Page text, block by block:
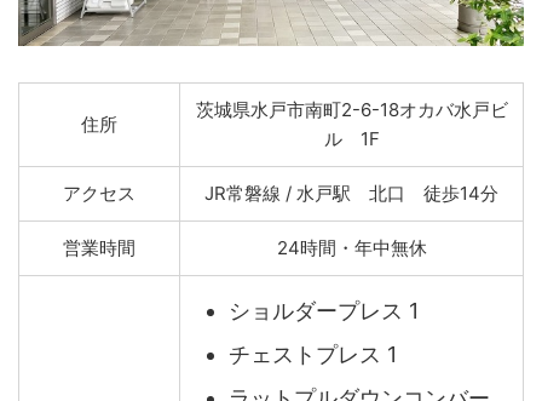
住所
茨城県水戸市南町2-6-18オカバ水戸ビ
ル 1F
アクセス JR常磐線 / 水戸駅 北口 徒歩14分
営業時間 24時間・年中無休
ショルダープレス 1
チェストプレス 1